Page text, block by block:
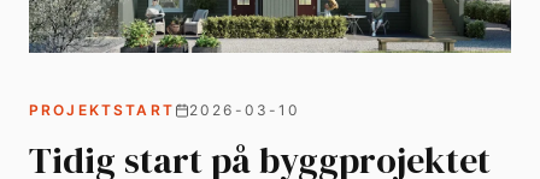
PROJEKTSTART 2026-03-10
Tidig start på byggprojektet